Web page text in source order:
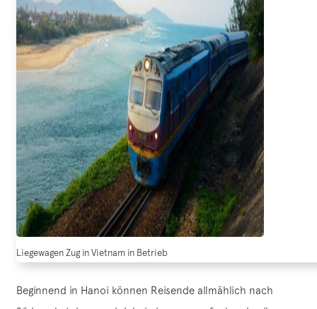
Liegewagen Zug in Vietnam in Betrieb
Beginnend in Hanoi können Reisende allmählich nach